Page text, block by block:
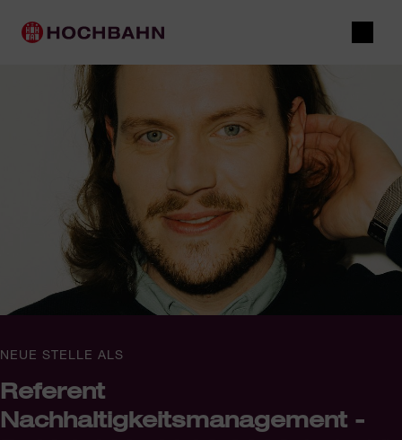
Hauptnavigation
NEUE STELLE ALS
Referent
Nachhaltigkeitsmanagement -